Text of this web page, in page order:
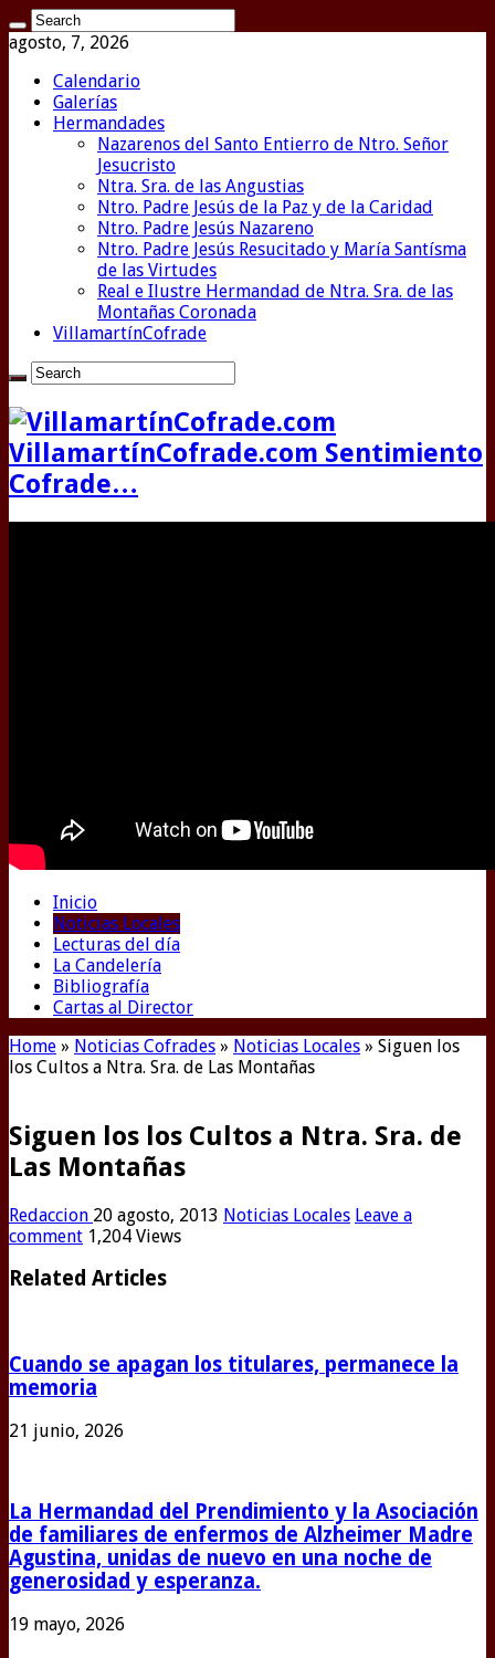
agosto, 7, 2026
Calendario
Galerías
Hermandades
Nazarenos del Santo Entierro de Ntro. Señor
Jesucristo
Ntra. Sra. de las Angustias
Ntro. Padre Jesús de la Paz y de la Caridad
Ntro. Padre Jesús Nazareno
Ntro. Padre Jesús Resucitado y María Santísma
de las Virtudes
Real e Ilustre Hermandad de Ntra. Sra. de las
Montañas Coronada
VillamartínCofrade
VillamartínCofrade.com Sentimiento
Cofrade…
Inicio
Noticias Locales
Lecturas del día
La Candelería
Bibliografía
Cartas al Director
Home » Noticias Cofrades » Noticias Locales » Siguen los
los Cultos a Ntra. Sra. de Las Montañas
Siguen los los Cultos a Ntra. Sra. de
Las Montañas
Redaccion 20 agosto, 2013 Noticias Locales Leave a
comment 1,204 Views
Related Articles
Cuando se apagan los titulares, permanece la
memoria
21 junio, 2026
La Hermandad del Prendimiento y la Asociación
de familiares de enfermos de Alzheimer Madre
Agustina, unidas de nuevo en una noche de
generosidad y esperanza.
19 mayo, 2026